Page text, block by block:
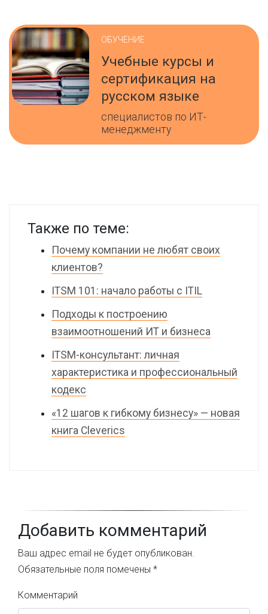
ОБУЧЕНИЕ
Учебные курсы и
сертификация на
русском языке
специалистов по ИТ-
менеджменту
Также по теме:
Почему компании не любят своих
клиентов?
ITSM 101: начало работы с ITIL
Подходы к построению
взаимоотношений ИТ и бизнеса
ITSM-консультант: личная
характеристика и профессиональный
кодекс
«12 шагов к гибкому бизнесу» — новая
книга Cleverics
Добавить комментарий
Ваш адрес email не будет опубликован.
Обязательные поля помечены *
Комментарий